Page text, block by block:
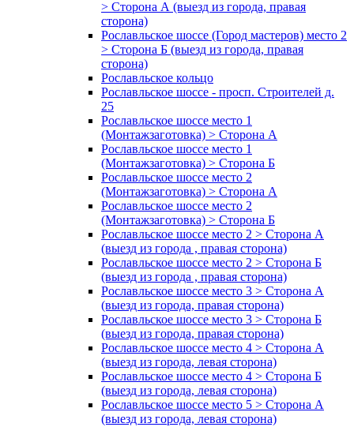
> Сторона А (выезд из города, правая
сторона)
Рославльское шоссе (Город мастеров) место 2
> Сторона Б (выезд из города, правая
сторона)
Рославльское кольцо
Рославльское шоссе - просп. Строителей д.
25
Рославльское шоссе место 1
(Монтажзаготовка) > Сторона А
Рославльское шоссе место 1
(Монтажзаготовка) > Сторона Б
Рославльское шоссе место 2
(Монтажзаготовка) > Сторона А
Рославльское шоссе место 2
(Монтажзаготовка) > Сторона Б
Рославльское шоссе место 2 > Сторона А
(выезд из города , правая сторона)
Рославльское шоссе место 2 > Сторона Б
(выезд из города , правая сторона)
Рославльское шоссе место 3 > Сторона А
(выезд из города, правая сторона)
Рославльское шоссе место 3 > Сторона Б
(выезд из города, правая сторона)
Рославльское шоссе место 4 > Сторона А
(выезд из города, левая сторона)
Рославльское шоссе место 4 > Сторона Б
(выезд из города, левая сторона)
Рославльское шоссе место 5 > Сторона А
(выезд из города, левая сторона)